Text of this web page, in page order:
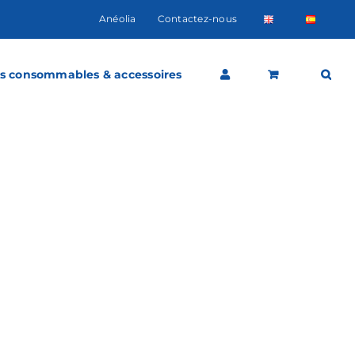
Anéolia Contactez-nous
consommables & accessoires